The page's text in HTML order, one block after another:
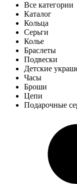
Все категории
Каталог
Кольца
Серьги
Колье
Браслеты
Подвески
Детские
Часы
Броши
Цепи
Подарочные